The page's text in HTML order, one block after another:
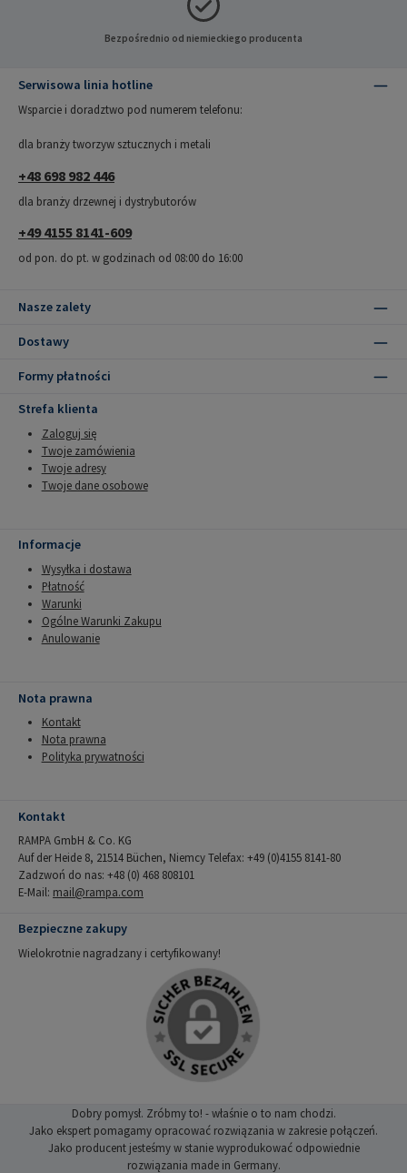
Bezpośrednio od niemieckiego producenta
Serwisowa linia hotline
Wsparcie i doradztwo pod numerem telefonu:
dla branży tworzyw sztucznych i metali
+48 698 982 446
dla branży drzewnej i dystrybutorów
+49 4155 8141-609
od pon. do pt. w godzinach od 08:00 do 16:00
Nasze zalety
Dostawy
Formy płatności
Strefa klienta
Zaloguj się
Twoje zamówienia
Twoje adresy
Twoje dane osobowe
Informacje
Wysyłka i dostawa
Płatność
Warunki
Ogólne Warunki Zakupu
Anulowanie
Nota prawna
Kontakt
Nota prawna
Polityka prywatności
Kontakt
RAMPA GmbH & Co. KG
Auf der Heide 8, 21514 Büchen, Niemcy Telefax: +49 (0)4155 8141-80
Zadzwoń do nas: +48 (0) 468 808101
E-Mail: mail@rampa.com
Bezpieczne zakupy
Wielokrotnie nagradzany i certyfikowany!
Dobry pomysł. Zróbmy to! - właśnie o to nam chodzi.
Jako ekspert pomagamy opracować rozwiązania w zakresie połączeń.
Jako producent jesteśmy w stanie wyprodukować odpowiednie
rozwiązania made in Germany.